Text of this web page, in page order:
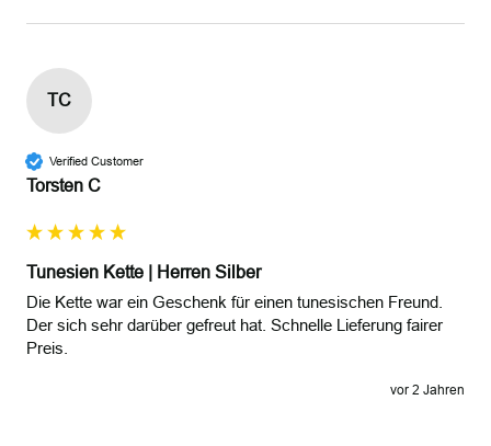
TC
Verified Customer
Torsten C
Tunesien Kette | Herren Silber
Die Kette war ein Geschenk für einen tunesischen Freund.
Der sich sehr darüber gefreut hat. Schnelle Lieferung fairer
Preis.
vor 2 Jahren